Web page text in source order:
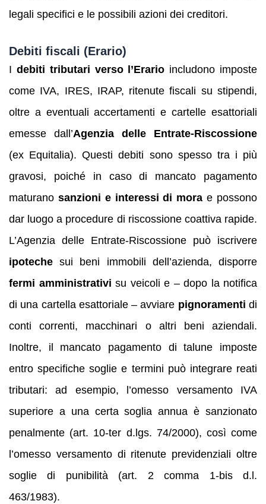
legali specifici e le possibili azioni dei creditori.
Debiti fiscali (Erario)
I debiti tributari verso l’Erario includono imposte
come IVA, IRES, IRAP, ritenute fiscali su stipendi,
oltre a eventuali accertamenti e cartelle esattoriali
emesse dall’Agenzia delle Entrate-Riscossione
(ex Equitalia). Questi debiti sono spesso tra i più
gravosi, poiché in caso di mancato pagamento
maturano sanzioni e interessi di mora e possono
dar luogo a procedure di riscossione coattiva rapide.
L’Agenzia delle Entrate-Riscossione può iscrivere
ipoteche sui beni immobili dell’azienda, disporre
fermi amministrativi su veicoli e – dopo la notifica
di una cartella esattoriale – avviare pignoramenti di
conti correnti, macchinari o altri beni aziendali.
Inoltre, il mancato pagamento di talune imposte
entro specifiche soglie e termini può integrare reati
tributari: ad esempio, l’omesso versamento IVA
superiore a una certa soglia annua è sanzionato
penalmente (art. 10-ter d.lgs. 74/2000), così come
l’omesso versamento di ritenute previdenziali oltre
soglie di punibilità (art. 2 comma 1-bis d.l.
463/1983).